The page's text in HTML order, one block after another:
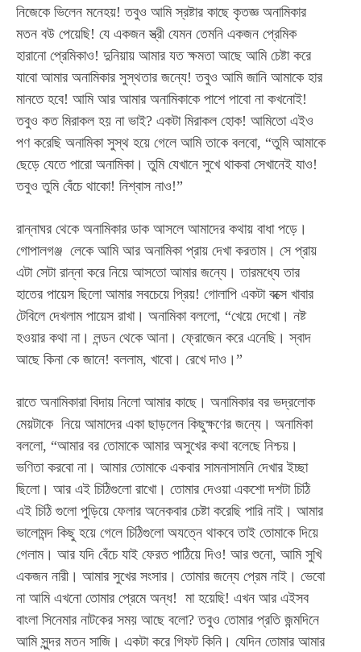
Subscription Plans
নিজেকে ভিলেন মনেহয়! তবুও আমি স্রষ্টার কাছে কৃতজ্ঞ অনামিকার
মতন বউ পেয়েছি! যে একজন স্ত্রী যেমন তেমনি একজন প্রেমিক
হারানো প্রেমিকাও! দুনিয়ায় আমার যত ক্ষমতা আছে আমি চেষ্টা করে
যাবো আমার অনামিকার সুস্থতার জন্যে! তবুও আমি জানি আমাকে হার
মানতে হবে! আমি আর আমার অনামিকাকে পাশে পাবো না কখনোই!
তবুও কত মিরাকল হয় না ভাই? একটা মিরাকল হোক! আমিতো এইও
পণ করেছি অনামিকা সুস্থ হয়ে গেলে আমি তাকে বলবো, “তুমি আমাকে
ছেড়ে যেতে পারো অনামিকা। তুমি যেখানে সুখে থাকবা সেখানেই যাও!
তবুও তুমি বেঁচে থাকো! নিশ্বাস নাও!”
রান্নাঘর থেকে অনামিকার ডাক আসলে আমাদের কথায় বাধা পড়ে।
গোপালগঞ্জ লেকে আমি আর অনামিকা প্রায় দেখা করতাম। সে প্রায়
এটা সেটা রান্না করে নিয়ে আসতো আমার জন্যে। তারমধ্যে তার
হাতের পায়েস ছিলো আমার সবচেয়ে প্রিয়! গোলাপি একটা বক্সে খাবার
টেবিলে দেখলাম পায়েস রাখা। অনামিকা বললো, “খেয়ে দেখো। নষ্ট
হওয়ার কথা না। লন্ডন থেকে আনা। ফ্রোজেন করে এনেছি। স্বাদ
আছে কিনা কে জানে! বললাম, খাবো। রেখে দাও।”
রাতে অনামিকারা বিদায় নিলো আমার কাছে। অনামিকার বর ভদ্রলোক
মেয়টাকে নিয়ে আমাদের একা ছাড়লেন কিছুক্ষণের জন্যে। অনামিকা
বললো, “আমার বর তোমাকে আমার অসুখের কথা বলেছে নিশ্চয়।
ভণিতা করবো না। আমার তোমাকে একবার সামনাসামনি দেখার ইচ্ছা
ছিলো। আর এই চিঠিগুলো রাখো। তোমার দেওয়া একশো দশটা চিঠি
এই চিঠি গুলো পুড়িয়ে ফেলার অনেকবার চেষ্টা করেছি পারি নাই। আমার
ভালোমন্দ কিছু হয়ে গেলে চিঠিগুলো অযত্নে থাকবে তাই তোমাকে দিয়ে
গেলাম। আর যদি বেঁচে যাই ফেরত পাঠিয়ে দিও! আর শুনো, আমি সুখি
একজন নারী। আমার সুখের সংসার। তোমার জন্যে প্রেম নাই। ভেবো
না আমি এখনো তোমার প্রেমে অন্ধ! মা হয়েছি! এখন আর এইসব
বাংলা সিনেমার নাটকের সময় আছে বলো? তবুও তোমার প্রতি জন্মদিনে
আমি সুন্দর মতন সাজি। একটা করে গিফট কিনি। যেদিন তোমার আমার